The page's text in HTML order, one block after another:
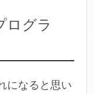
ログラ
になると思い